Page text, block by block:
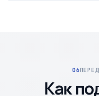
Как